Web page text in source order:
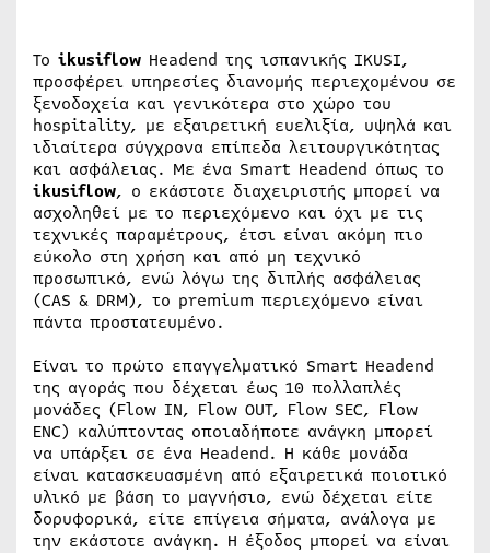
Το ikusiflow Headend της ισπανικής IKUSI,
προσφέρει υπηρεσίες διανομής περιεχομένου σε
ξενοδοχεία και γενικότερα στο χώρο του
hospitality, με εξαιρετική ευελιξία, υψηλά και
ιδιαίτερα σύγχρονα επίπεδα λειτουργικότητας
και ασφάλειας. Με ένα Smart Headend όπως το
ikusiflow, ο εκάστοτε διαχειριστής μπορεί να
ασχοληθεί με το περιεχόμενο και όχι με τις
τεχνικές παραμέτρους, έτσι είναι ακόμη πιο
εύκολο στη χρήση και από μη τεχνικό
προσωπικό, ενώ λόγω της διπλής ασφάλειας
(CAS & DRM), το premium περιεχόμενο είναι
πάντα προστατευμένο.
Είναι το πρώτο επαγγελματικό Smart Headend
της αγοράς που δέχεται έως 10 πολλαπλές
μονάδες (Flow IN, Flow OUT, Flow SEC, Flow
ENC) καλύπτοντας οποιαδήποτε ανάγκη μπορεί
να υπάρξει σε ένα Headend. Η κάθε μονάδα
είναι κατασκευασμένη από εξαιρετικά ποιοτικό
υλικό με βάση το μαγνήσιο, ενώ δέχεται είτε
δορυφορικά, είτε επίγεια σήματα, ανάλογα με
την εκάστοτε ανάγκη. Η έξοδος μπορεί να είναι